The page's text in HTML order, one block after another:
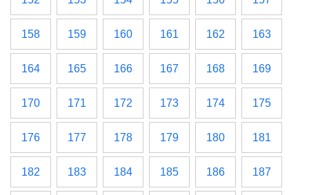
158 159 160 161 162 163
164 165 166 167 168 169
170 171 172 173 174 175
176 177 178 179 180 181
182 183 184 185 186 187